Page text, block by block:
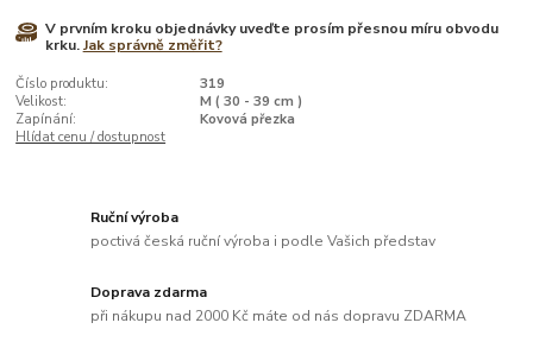
V prvním kroku objednávky uveďte prosím přesnou míru obvodu
krku.Jak správně změřit?
Číslo produktu:
319
Velikost:
M ( 30 - 39 cm )
Zapínání:
Kovová přezka
Hlídat cenu / dostupnost
Ruční výroba
poctivá česká ruční výroba i podle Vašich představ
Doprava zdarma
při nákupu nad 2000 Kč máte od nás dopravu ZDARMA